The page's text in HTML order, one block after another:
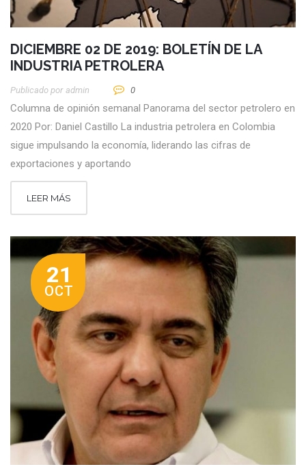
DICIEMBRE 02 DE 2019: BOLETÍN DE LA
INDUSTRIA PETROLERA
Publicado por Admin 0
Columna de opinión semanal Panorama del sector petrolero en
2020 Por: Daniel Castillo La industria petrolera en Colombia
sigue impulsando la economía, liderando las cifras de
exportaciones y aportando
LEER MÁS
21
OCT